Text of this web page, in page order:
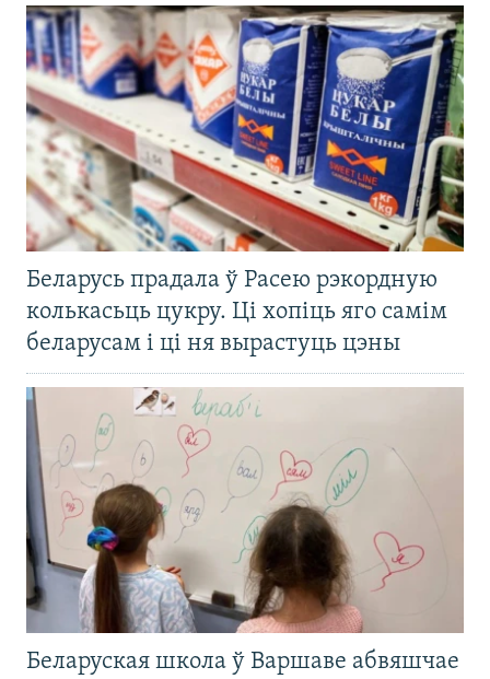
Беларусь прадала ў Расею рэкордную
колькасьць цукру. Ці хопіць яго самім
беларусам і ці ня вырастуць цэны
Беларуская школа ў Варшаве абвяшчае